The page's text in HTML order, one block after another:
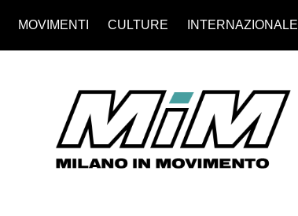
MOVIMENTI CULTURE INTERNAZIONALE